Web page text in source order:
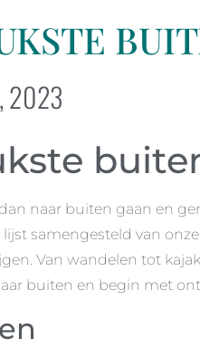
2023
naar buiten gaan en
samengesteld van
Van wandelen tot
buiten en begin met